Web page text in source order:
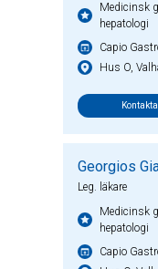
Medicinsk
hepatologi
Capio
Hus O,
Georgios
Leg. läkare
Medicinsk
hepatologi
Capio